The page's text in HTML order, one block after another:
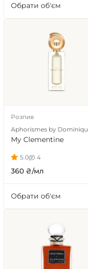
Обрати об'єм
Розпив
My Clementine
5.0 4
360 ₴/мл
Обрати об'єм